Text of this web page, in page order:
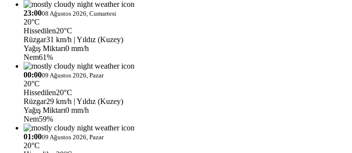
23:0008 Ağustos 2026, Cumartesi
20°C
Hissedilen20°C
Rüzgar31 km/h | Yıldız (Kuzey)
Yağış Miktarı0 mm/h
Nem61%
00:0009 Ağustos 2026, Pazar
20°C
Hissedilen20°C
Rüzgar29 km/h | Yıldız (Kuzey)
Yağış Miktarı0 mm/h
Nem59%
01:0009 Ağustos 2026, Pazar
20°C